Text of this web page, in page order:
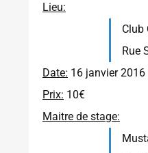
Lieu:
Club
Rue
Date: 16 janvier
Prix: 10€
Maitre de stage: